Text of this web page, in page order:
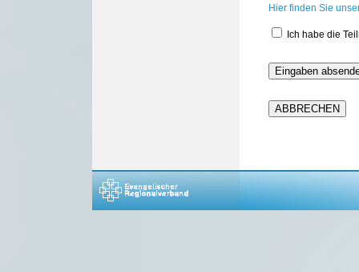
Hier finden Sie
Ich habe die